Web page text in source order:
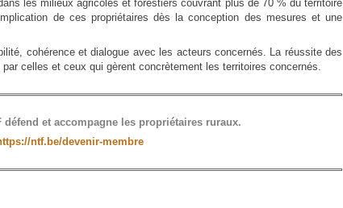
les milieux agricoles et forestiers couvrant plus de 70 % du territoire
de ces propriétaires dès la conception des mesures et une
cohérence et dialogue avec les acteurs concernés. La réussite des
celles et ceux qui gèrent concrètement les territoires concernés.
et accompagne les propriétaires ruraux.
ntf.be/devenir-membre